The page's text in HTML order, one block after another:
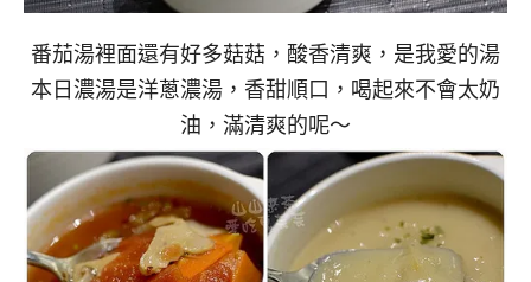
番茄湯裡面還有好多菇菇，酸香清爽，是我愛的湯
本日濃湯是洋蔥濃湯，香甜順口，喝起來不會太奶
油，滿清爽的呢～